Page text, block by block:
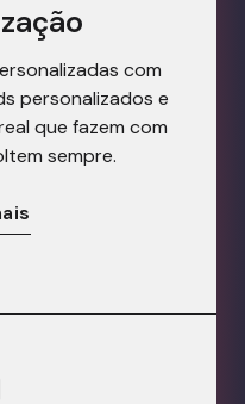
com
personalizados e
que fazem com
sempre.